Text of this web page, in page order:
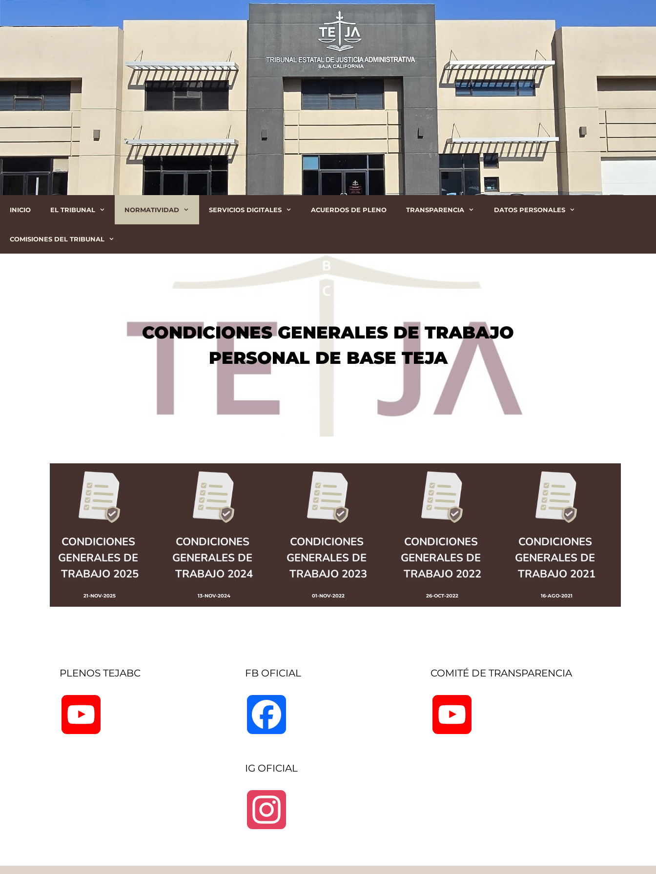
Contenido
INICIO EL TRIBUNAL NORMATIVIDAD SERVICIOS DIGITALES ACUERDOS DE PLENO TRANSPARENCIA DATOS PERSONALES
COMISIONES DEL TRIBUNAL
CONDICIONES GENERALES DE TRABAJO
PERSONAL DE BASE TEJA
CONDICIONES
GENERALES DE
TRABAJO 2025
21-NOV-2025
CONDICIONES
GENERALES DE
TRABAJO 2024
13-NOV-2024
CONDICIONES
GENERALES DE
TRABAJO 2023
01-NOV-2022
CONDICIONES
GENERALES DE
TRABAJO 2022
26-OCT-2022
CONDICIONES
GENERALES DE
TRABAJO 2021
16-AGO-2021
PLENOS TEJABC FB OFICIAL
IG OFICIAL
COMITÉ DE TRANSPARENCIA